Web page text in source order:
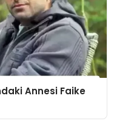
Annesi Faike